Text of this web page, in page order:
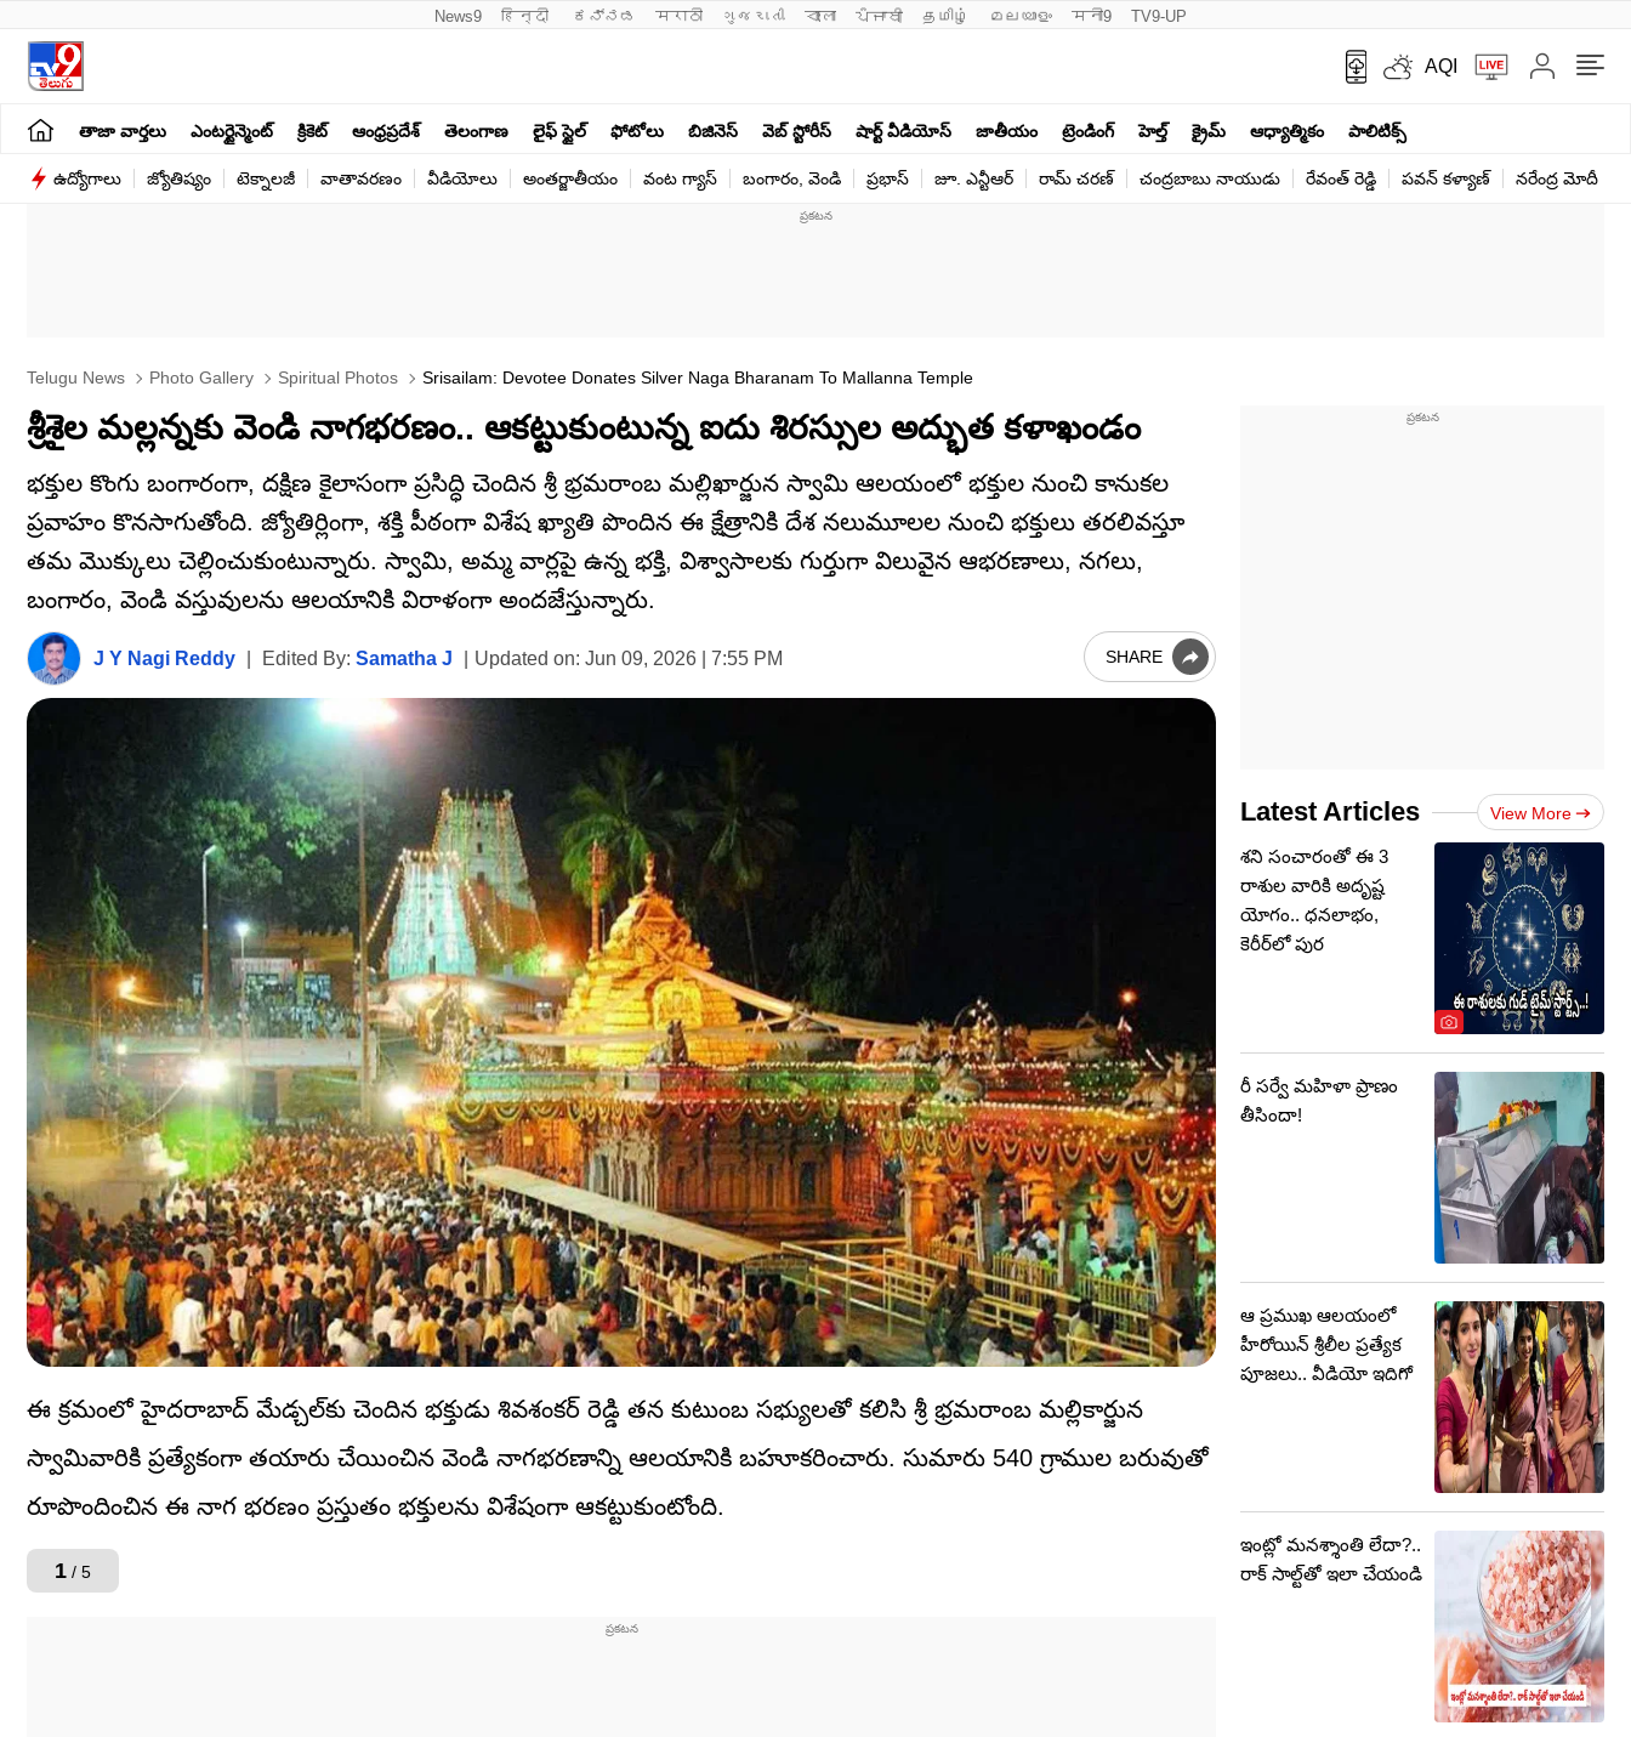
News9 हिन्दी ಕನ್ನಡ मराठी ગુજરાતી বাংলা ਪੰਜਾਬੀ தமிழ் മലയാളം मनी9 TV9-UP
AQI
తాజా వార్తలు ఎంటర్టైన్మెంట్ క్రికెట్ ఆంధ్రప్రదేశ్ తెలంగాణ లైఫ్ స్టైల్ ఫోటోలు బిజినెస్ వెబ్ స్టోరీస్ షార్ట్ వీడియోస్ జాతీయం ట్రెండింగ్ హెల్త్‌ క్రైమ్ ఆధ్యాత్మికం పాలిటిక్స్‌
ఉద్యోగాలు జ్యోతిష్యం టెక్నాలజీ వాతావరణం వీడియోలు అంతర్జాతీయం వంట గ్యాస్ బంగారం, వెండి ప్రభాస్ జూ. ఎన్టీఆర్ రామ్ చ‌ర‌ణ్‌ చంద్రబాబు నాయుడు రేవంత్ రెడ్డి పవన్ కళ్యాణ్ నరేంద్ర మోదీ
Telugu News Photo Gallery Spiritual Photos Srisailam: Devotee Donates Silver Naga Bharanam To Mallanna Temple
శ్రీశైల మల్లన్నకు వెండి నాగభరణం.. ఆకట్టుకుంటున్న ఐదు శిరస్సుల అద్భుత కళాఖండం
భక్తుల కొంగు బంగారంగా, దక్షిణ కైలాసంగా ప్రసిద్ధి చెందిన శ్రీ భ్రమరాంబ మల్లిఖార్జున స్వామి ఆలయంలో భక్తుల నుంచి కానుకల
ప్రవాహం కొనసాగుతోంది. జ్యోతిర్లింగా, శక్తి పీఠంగా విశేష ఖ్యాతి పొందిన ఈ క్షేత్రానికి దేశ నలుమూలల నుంచి భక్తులు తరలివస్తూ
తమ మొక్కులు చెల్లించుకుంటున్నారు. స్వామి, అమ్మ వార్లపై ఉన్న భక్తి, విశ్వాసాలకు గుర్తుగా విలువైన ఆభరణాలు, నగలు,
బంగారం, వెండి వస్తువులను ఆలయానికి విరాళంగా అందజేస్తున్నారు.
J Y Nagi Reddy Edited By: Samatha J Updated on: Jun 09, 2026 | 7:55 PM SHARE
ఈ క్రమంలో హైదరాబాద్‌ మేడ్చల్‌కు చెందిన భక్తుడు శివశంకర్ రెడ్డి తన కుటుంబ సభ్యులతో కలిసి శ్రీ భ్రమరాంబ మల్లికార్జున
స్వామివారికి ప్రత్యేకంగా తయారు చేయించిన వెండి నాగభరణాన్ని ఆలయానికి బహూకరించారు. సుమారు 540 గ్రాముల బరువుతో
రూపొందించిన ఈ నాగ భరణం ప్రస్తుతం భక్తులను విశేషంగా ఆకట్టుకుంటోంది.
1 / 5
Latest Articles View More
శని సంచారంతో ఈ 3
రాశుల వారికి అదృష్ట
యోగం.. ధనలాభం,
కెరీర్‌లో పుర
రీ సర్వే మహిళా ప్రాణం
తీసిందా!
ఆ ప్రముఖ ఆలయంలో
హీరోయిన్ శ్రీలీల ప్రత్యేక
పూజలు.. వీడియో ఇదిగో
ఇంట్లో మనశ్శాంతి లేదా?..
రాక్ సాల్ట్‌తో ఇలా చేయండి